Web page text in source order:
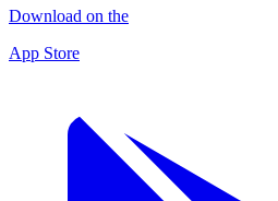
Download on the
App Store